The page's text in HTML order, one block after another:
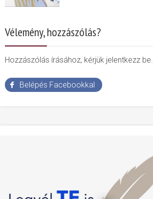
Vélemény, hozzászólás?
Hozzászólás írásához, kérjük jelentkezz be.
Belépés Facebookkal